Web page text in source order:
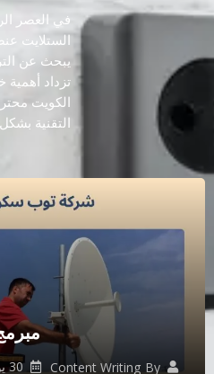
في العصر
الستلايت
يبحث عن
تزداد
الكويت
التقنية
By
Content Writing 30 يوليو، 2025